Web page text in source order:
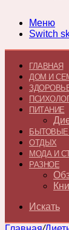
Меню
Switch
ГЛАВНАЯ
ДОМ И
ПИТАНИЕ
ОТДЫХ
МОДА И
РАЗНОЕ
Искать